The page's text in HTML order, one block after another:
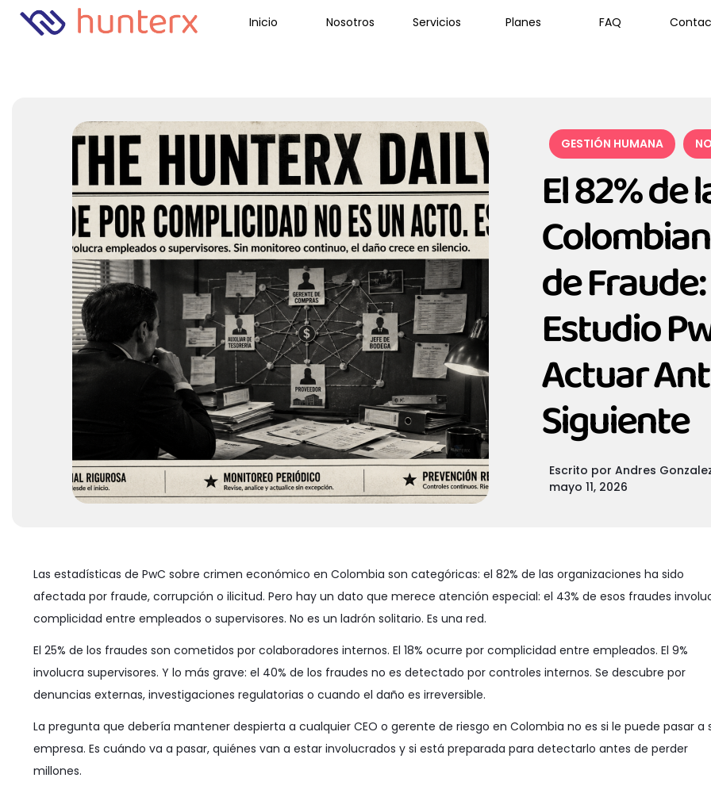
Inicio Nosotros Servicios Planes FAQ
GESTIÓN HUMANA
El 82% de
de
Estudio
Actuar
Siguiente
Escrito por Andres
mayo 11, 2026
Las estadísticas de PwC sobre crimen económico en Colombia son categóricas: el 82% de las organizaciones ha sido
afectada por fraude, corrupción o ilicitud. Pero hay un dato que merece atención especial: el 43% de esos fraudes
complicidad entre empleados o supervisores. No es un ladrón solitario. Es una red.
El 25% de los fraudes son cometidos por colaboradores internos. El 18% ocurre por complicidad entre empleados. El 9%
involucra supervisores. Y lo más grave: el 40% de los fraudes no es detectado por controles internos. Se descubre por
denuncias externas, investigaciones regulatorias o cuando el daño es irreversible.
La pregunta que debería mantener despierta a cualquier CEO o gerente de riesgo en Colombia no es si le puede pasar a
empresa. Es cuándo va a pasar, quiénes van a estar involucrados y si está preparada para detectarlo antes de perder
millones.